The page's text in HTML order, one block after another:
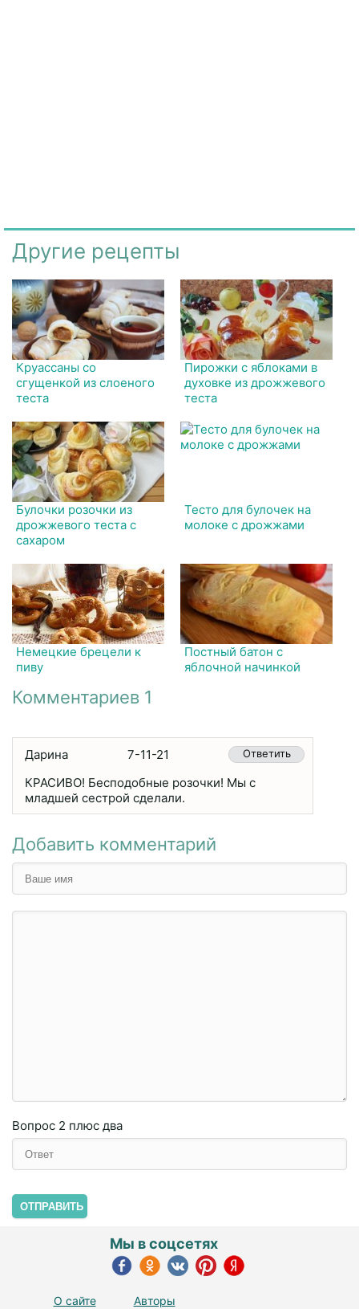
Другие рецепты
Круассаны со
сгущенкой из слоеного
теста
Пирожки с яблоками в
духовке из дрожжевого
теста
Булочки розочки из
дрожжевого теста с
сахаром
Тесто для булочек на
молоке с дрожжами
Немецкие брецели к
пиву
Постный батон с
яблочной начинкой
Комментариев 1
Дарина 7-11-21 Ответить
КРАСИВО! Бесподобные розочки! Мы с
младшей сестрой сделали.
Добавить комментарий
Вопрос 2 плюc двa
ОТПРАВИТЬ
О сайте Авторы
Мы в соцсетях